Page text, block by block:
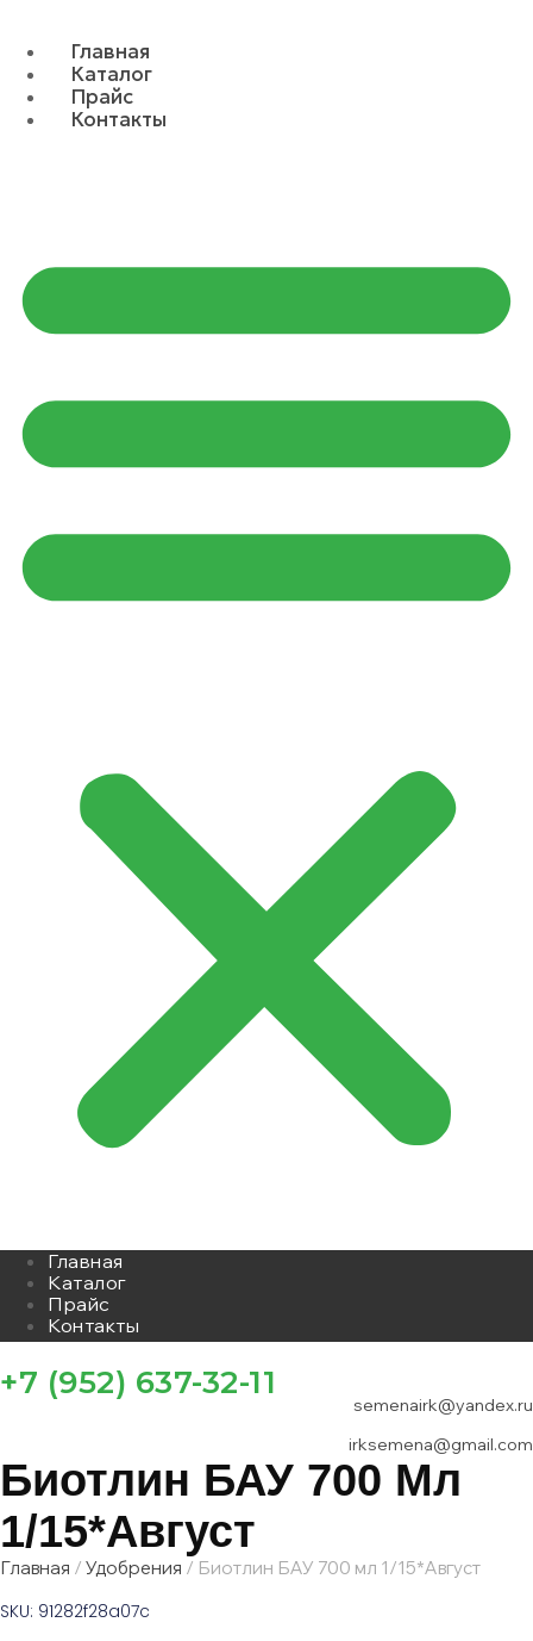
Главная
Каталог
Прайс
Контакты
Главная
Каталог
Прайс
Контакты
+7 (952) 637-32-11
semenairk@yandex.ru
irksemena@gmail.com
Биотлин БАУ 700 Мл
1/15*Август
Главная / Удобрения / Биотлин БАУ 700 мл 1/15*Август
SKU: 91282f28a07c